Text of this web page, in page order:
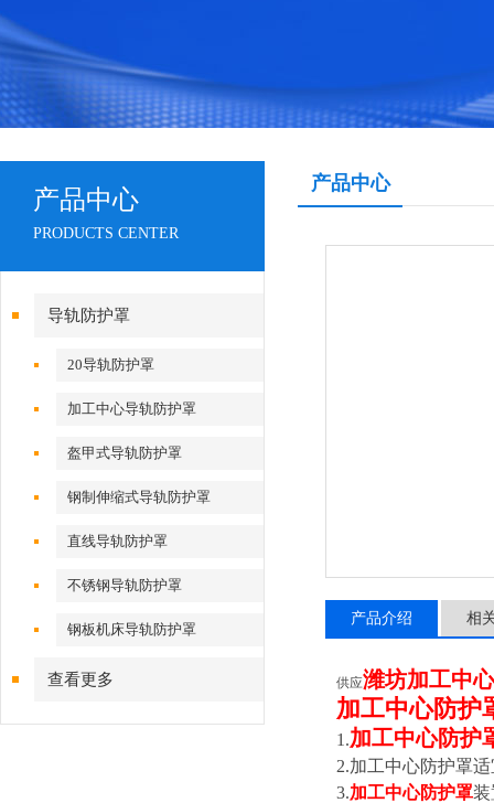
产品中心
PRODUCTS CENTER
导轨防护罩
20导轨防护罩
加工中心导轨防护罩
盔甲式导轨防护罩
钢制伸缩式导轨防护罩
直线导轨防护罩
不锈钢导轨防护罩
钢板机床导轨防护罩
查看更多
产品中心
产品介绍 相
供应潍坊加工中
加工中心防护
1.加工中心防护
2.加工中心防护罩
3.加工中心防护罩